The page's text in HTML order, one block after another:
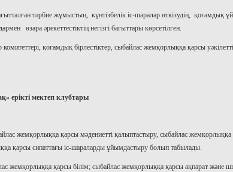
тәрбие жұмыстың, күнтізбелік іс-шаралар өткізудің, қоғамдық
өзара әрекеттестіктің негізгі бағыттары көрсетілген.
қоғамдық бірлестіктер, сыбайлас жемқорлыққа қарсы
ерікті мектеп клубтары
жемқорлыққа қарсы мәдениетті қалыптастыру, сыбайлас
қарсы сипаттағы іс-шараларды ұйымдастыру болып табылады.
жемқорлыққа қарсы білім; сыбайлас жемқорлыққа қарсы ақпарат